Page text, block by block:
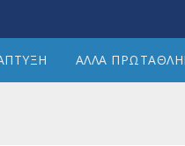
ΑΛΛΑ